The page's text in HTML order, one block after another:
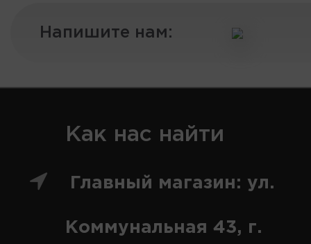
Напишите нам:
Как нас найти
Главный магазин: ул.
Коммунальная 43, г.